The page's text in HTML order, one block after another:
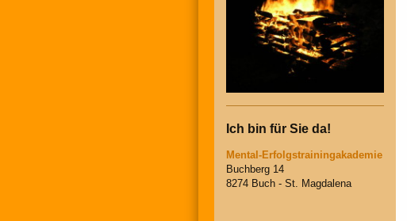
Ich bin für Sie da!
Mental-Erfolgstrainingakademie
Buchberg 14
8274 Buch - St. Magdalena